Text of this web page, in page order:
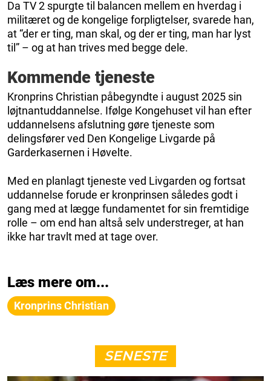
Da TV 2 spurgte til balancen mellem en hverdag i
militæret og de kongelige forpligtelser, svarede han,
at “der er ting, man skal, og der er ting, man har lyst
til” – og at han trives med begge dele.
Kommende tjeneste
Kronprins Christian påbegyndte i august 2025 sin
løjtnantuddannelse. Ifølge Kongehuset vil han efter
uddannelsens afslutning gøre tjeneste som
delingsfører ved Den Kongelige Livgarde på
Garderkasernen i Høvelte.
Med en planlagt tjeneste ved Livgarden og fortsat
uddannelse forude er kronprinsen således godt i
gang med at lægge fundamentet for sin fremtidige
rolle – om end han altså selv understreger, at han
ikke har travlt med at tage over.
Læs mere om...
Kronprins Christian
SENESTE